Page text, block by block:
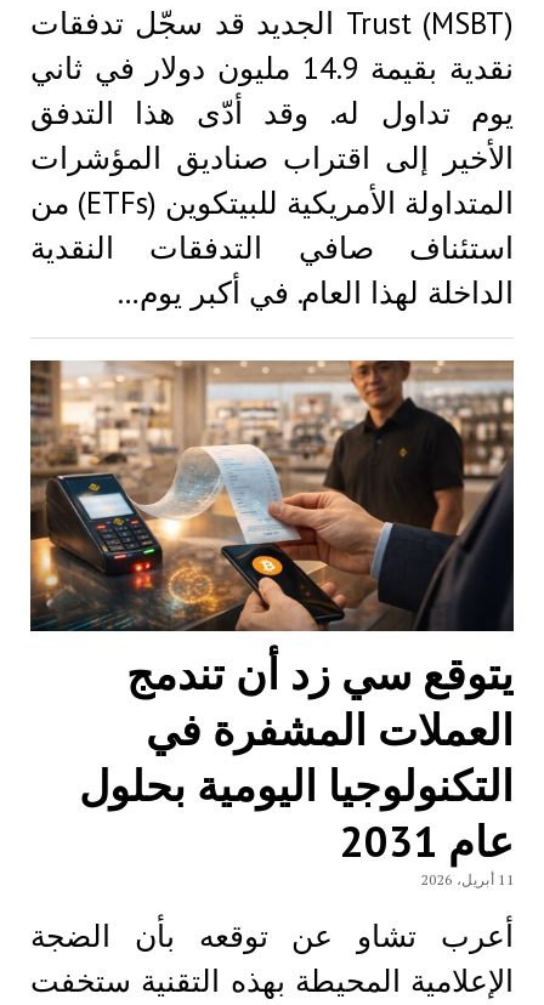
Trust (MSBT) الجديد قد سجّل تدفقات
نقدية بقيمة 14.9 مليون دولار في ثاني
يوم تداول له. وقد أدّى هذا التدفق
الأخير إلى اقتراب صناديق المؤشرات
المتداولة الأمريكية للبيتكوين (ETFs) من
استئناف صافي التدفقات النقدية
الداخلة لهذا العام. في أكبر يوم…
يتوقع سي زد أن تندمج
العملات المشفرة في
التكنولوجيا اليومية بحلول
عام 2031
11 أبريل، 2026
أعرب تشاو عن توقعه بأن الضجة
الإعلامية المحيطة بهذه التقنية ستخفت